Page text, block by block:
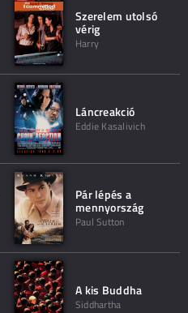
Szerelem utolsó
vérig
Harry
Láncreakció
Eddie Kasalivich
Pár lépés a
mennyország
Paul Sutton
A kis Buddha
Siddhartha